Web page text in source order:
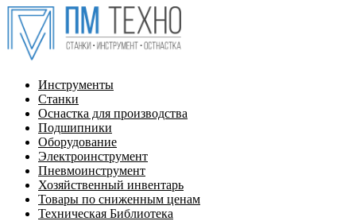
Инструменты
Станки
Оснастка для производства
Подшипники
Оборудование
Электроинструмент
Пневмоинструмент
Хозяйственный инвентарь
Товары по сниженным ценам
Техническая Библиотека